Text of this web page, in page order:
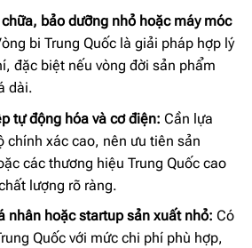
bảo dưỡng nhỏ hoặc máy móc
bi Trung Quốc là giải pháp hợp lý
đặc biệt nếu vòng đời sản phẩm
dài.
tự động hóa và cơ điện: Cần lựa
chính xác cao, nên ưu tiên sản
các thương hiệu Trung Quốc cao
lượng rõ ràng.
nhân hoặc startup sản xuất nhỏ: Có
Quốc với mức chi phí phù hợp,